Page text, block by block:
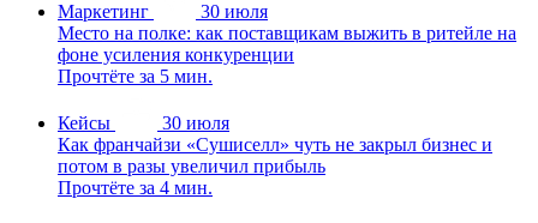
Маркетинг
30 июля
Место на полке: как поставщикам выжить в ритейле на
фоне усиления конкуренции
Прочтёте за 5 мин.
Кейсы
30 июля
Как франчайзи «Сушиселл» чуть не закрыл бизнес и
потом в разы увеличил прибыль
Прочтёте за 4 мин.